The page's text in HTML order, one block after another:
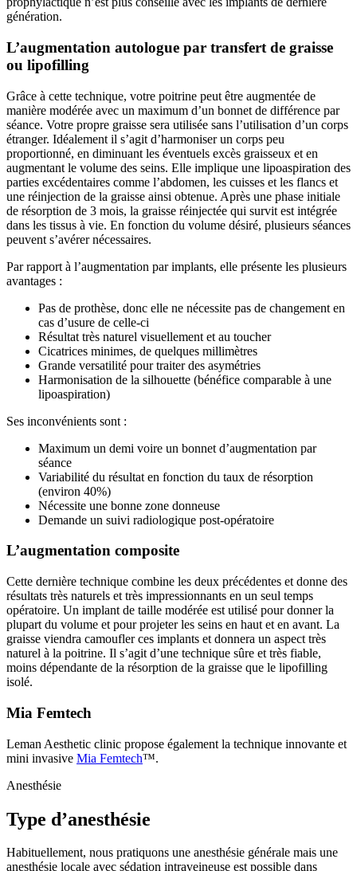
génération.
L’augmentation autologue par transfert de graisse
ou lipofilling
Grâce à cette technique, votre poitrine peut être augmentée de
manière modérée avec un maximum d’un bonnet de différence par
séance. Votre propre graisse sera utilisée sans l’utilisation d’un corps
étranger. Idéalement il s’agit d’harmoniser un corps peu
proportionné, en diminuant les éventuels excès graisseux et en
augmentant le volume des seins. Elle implique une lipoaspiration des
parties excédentaires comme l’abdomen, les cuisses et les flancs et
une réinjection de la graisse ainsi obtenue. Après une phase initiale
de résorption de 3 mois, la graisse réinjectée qui survit est intégrée
dans les tissus à vie. En fonction du volume désiré, plusieurs séances
peuvent s’avérer nécessaires.
Par rapport à l’augmentation par implants, elle présente les plusieurs
avantages :
Pas de prothèse, donc elle ne nécessite pas de changement en
cas d’usure de celle-ci
Résultat très naturel visuellement et au toucher
Cicatrices minimes, de quelques millimètres
Grande versatilité pour traiter des asymétries
Harmonisation de la silhouette (bénéfice comparable à une
lipoaspiration)
Ses inconvénients sont :
Maximum un demi voire un bonnet d’augmentation par
séance
Variabilité du résultat en fonction du taux de résorption
(environ 40%)
Nécessite une bonne zone donneuse
Demande un suivi radiologique post-opératoire
L’augmentation composite
Cette dernière technique combine les deux précédentes et donne des
résultats très naturels et très impressionnants en un seul temps
opératoire. Un implant de taille modérée est utilisé pour donner la
plupart du volume et pour projeter les seins en haut et en avant. La
graisse viendra camoufler ces implants et donnera un aspect très
naturel à la poitrine. Il s’agit d’une technique sûre et très fiable,
moins dépendante de la résorption de la graisse que le lipofilling
isolé.
Mia Femtech
Leman Aesthetic clinic propose également la technique innovante et
mini invasive Mia Femtech™.
Anesthésie
Type d’anesthésie
Habituellement, nous pratiquons une anesthésie générale mais une
anesthésie locale avec sédation intraveineuse est possible dans